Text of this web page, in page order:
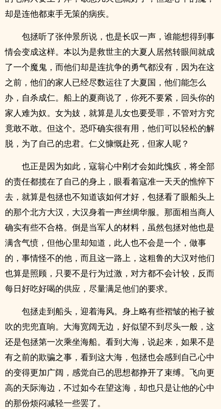
却是连他都束手无策的病疾。
包拯听了张仲景所说，也是长叹一声，谁能想得到事
情会变成这样。本以为是救世主的大夏人居然转眼间就成
了一个魔鬼，而他们却是连抗争的勇气都没有，因为在这
之前，他们的家人已经尽数运往了大夏国，他们能怎么
办，自杀成仁。船上的夏商说了，你死不要紧，回头你的
家人难为奴。女为妓，就算是儿女也要受罪，不管对方究
竟敢不敢。但这个。恐吓确实很有用，他们可以轻松的解
脱，为了自己的忠君。仁义慷慨赴死，但家人呢？
也正是因为如此，寇翁心中刚才会如此愧疚，将全部
的责任都揽在了自己的身上，眼看着寇准一天天的憔悴下
去，就算是包拯也不知道该如何才好，包拯看了眼船头上
的那个北方大汉，大汉身着一声丝绸华服。那面相当商人
确实有些不合格。倒是当军人的材料，虽然包拯对他也是
满含气愤，但他心里却知道，此人也不会是一个，做事
的，事情怪不的他，而且这一路上，这粗鲁的大汉对他们
也算是照顾，只要不是行为过激，对方都不会计较，反而
每日好吃好喝的供应，尽量满足他们的要求。
包拯走到船头，迎着海风。身上略有些褶皱的袍子被
吹的兜兜直响。大海宽阔无边，好似望不到尽头一般，这
还是包拯第一次乘坐海船。看到大海，说起来，如果不是
有之前的欺骗之事，看到这大海，包拯也会感到自己心中
的变得更加广阔，感觉自己的思想都挣开了束缚。飞向更
高的天际海边，不过如今在望这海，却也只是让他的心中
的那份烦闷减轻一些罢了。